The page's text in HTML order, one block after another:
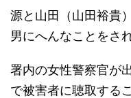
源と山田（山田裕貴
男にへんなことをさ
署内の女性警察官が
で被害者に聴取する